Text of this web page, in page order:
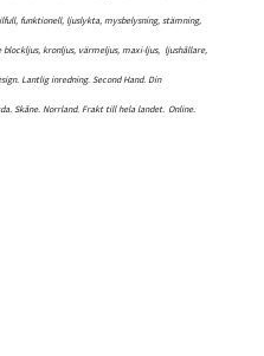
funktionell, ljuslykta, mysbelysning, stämning,
kronljus, värmeljus, maxi-ljus, ljushållare,
Lantlig inredning. Second Hand. Din
Skåne. Norrland. Frakt till hela landet. Online.